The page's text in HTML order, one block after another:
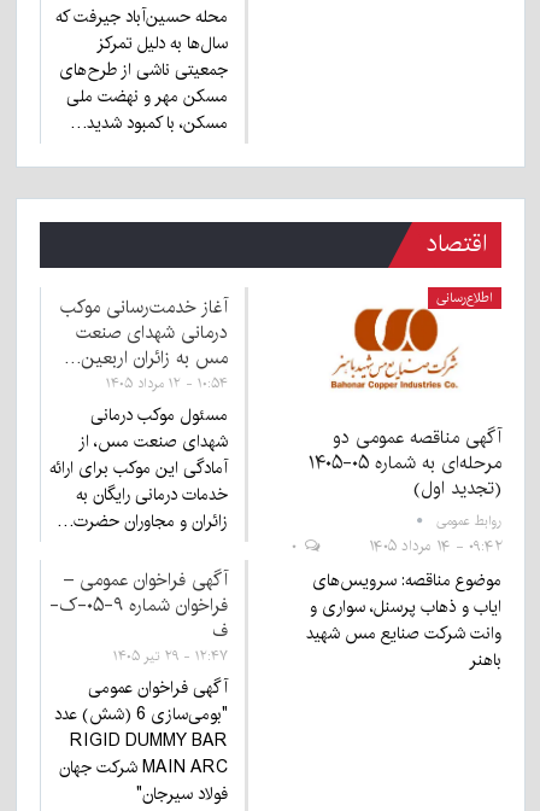
محله حسین‌آباد جیرفت که
سال‌ها به دلیل تمرکز
جمعیتی ناشی از طرح‌های
مسکن مهر و نهضت ملی
مسکن، با کمبود شدید…
اقتصاد
اطلاع‌رسانی
آگهی مناقصه عمومی دو
مرحله‌ای به شماره ۰۵-۱۴۰۵
(تجدید اول)
روابط عمومی
۰۹:۴۲ - ۱۴ مرداد ۱۴۰۵
موضوع مناقصه: سرویس‌های
ایاب و ذهاب پرسنل، سواری و
وانت شرکت صنایع مس شهید
باهنر
آغاز خدمت‌رسانی موکب
درمانی شهدای صنعت
مس به زائران اربعین…
۱۰:۵۴ - ۱۲ مرداد ۱۴۰۵
مسئول موکب درمانی
شهدای صنعت مس، از
آمادگی این موکب برای ارائه
خدمات درمانی رایگان به
زائران و مجاوران حضرت…
آگهی فراخوان عمومی –
فراخوان شماره ۹-۰۵-ک-
ف
۱۲:۴۷ - ۲۹ تیر ۱۴۰۵
آگهی فراخوان عمومی
"بومی‌سازی 6 (شش) عدد
RIGID DUMMY BAR
MAIN ARC شرکت جهان
فولاد سیرجان"